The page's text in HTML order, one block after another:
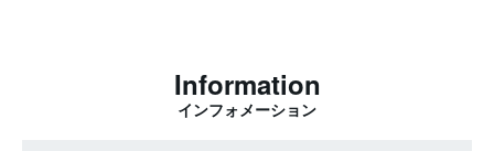
Information
インフォメーション